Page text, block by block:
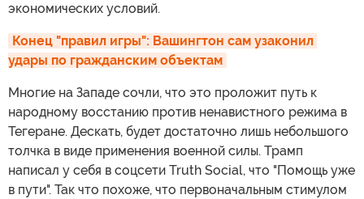
экономических условий.
Конец "правил игры": Вашингтон сам узаконил
удары по гражданским объектам
Многие на Западе сочли, что это проложит путь к
народному восстанию против ненавистного режима в
Тегеране. Дескать, будет достаточно лишь небольшого
толчка в виде применения военной силы. Трамп
написал у себя в соцсети Truth Social, что "Помощь уже
в пути". Так что похоже, что первоначальным стимулом